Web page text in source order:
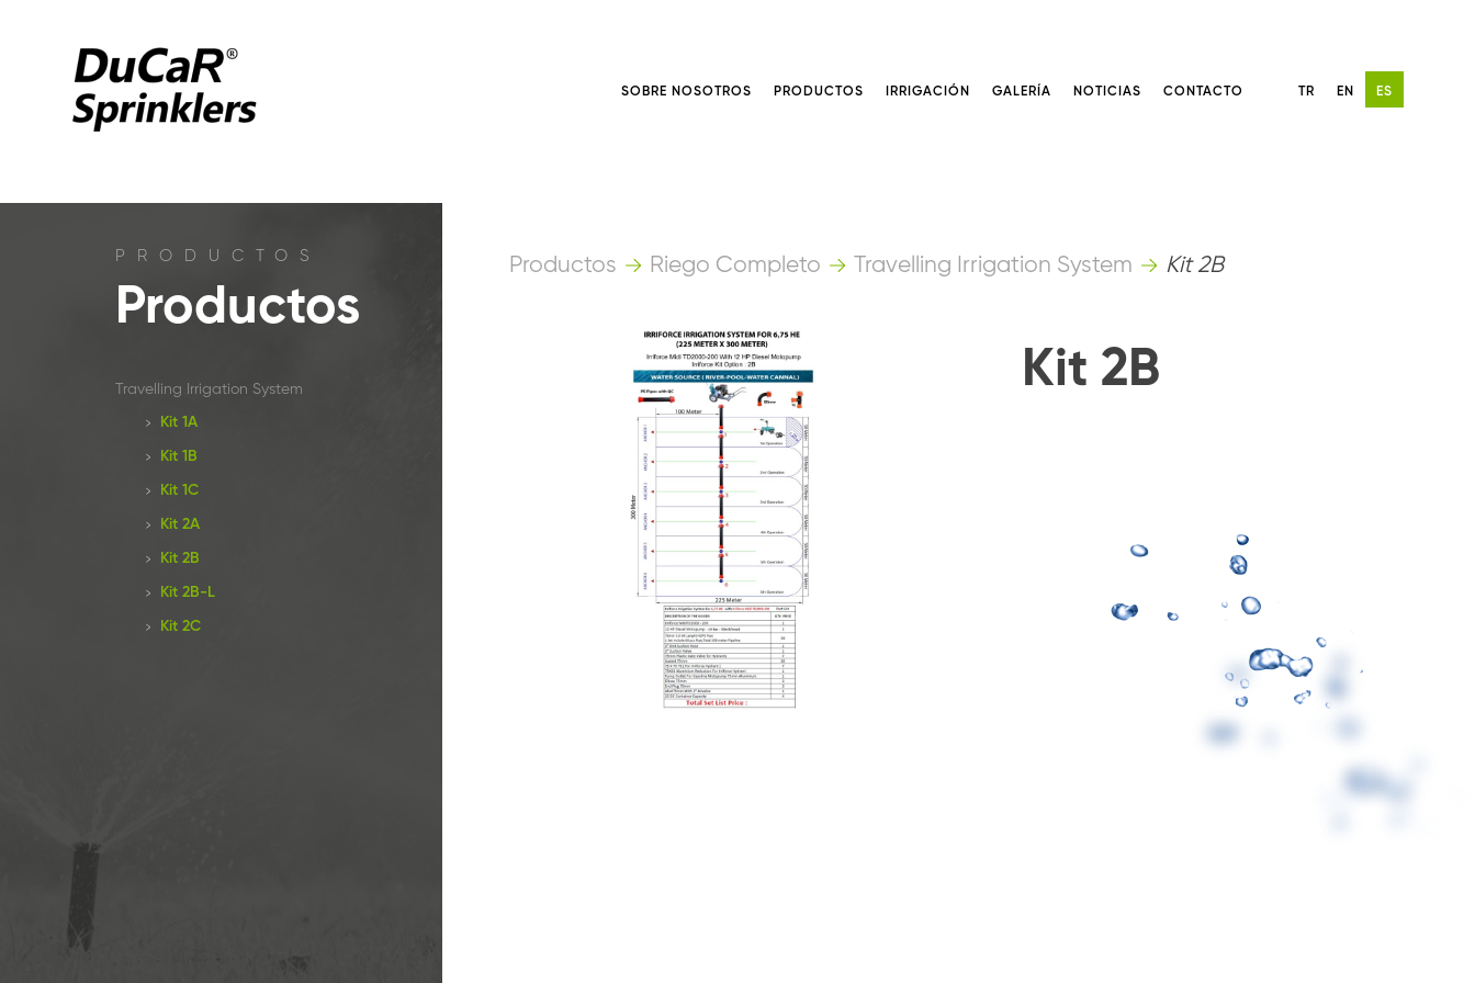
SOBRE NOSOTROS PRODUCTOS IRRIGACIÓN GALERÍA NOTICIAS CONTACTO TR EN ES
PRODUCTOS
Productos
Travelling Irrigation System
Kit 1A
Kit 1B
Kit 1C
Kit 2A
Kit 2B
Kit 2B-L
Kit 2C
Productos Riego Completo Travelling Irrigation System Kit 2B
Kit 2B